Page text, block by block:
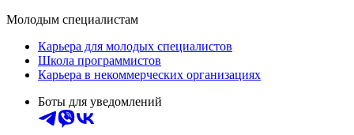
Молодым специалистам
Карьера для молодых специалистов
Школа программистов
Карьера в некоммерческих организациях
Боты для уведомлений